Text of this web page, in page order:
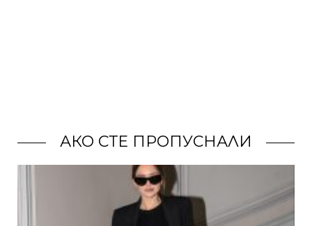
АКО СТЕ ПРОПУСНАЛИ